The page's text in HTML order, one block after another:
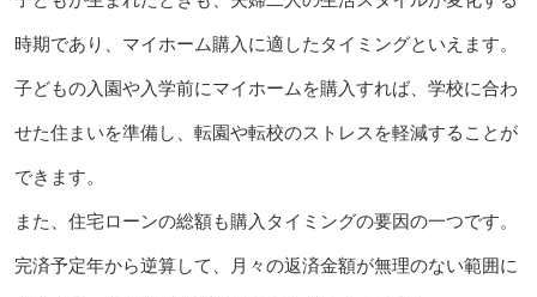
時期であり、マイホーム購入に適したタイミングといえます。
子どもの入園や入学前にマイホームを購入すれば、学校に合わ
せた住まいを準備し、転園や転校のストレスを軽減することが
できます。
また、住宅ローンの総額も購入タイミングの要因の一つです。
完済予定年から逆算して、月々の返済金額が無理のない範囲に